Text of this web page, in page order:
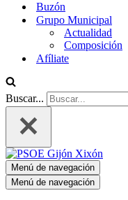
Buzón
Grupo Municipal
Actualidad
Composición
Afíliate
Buscar...
Menú de navegación
Menú de navegación